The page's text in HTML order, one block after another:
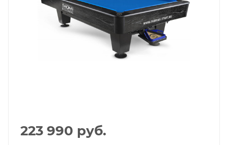
223 990 руб.